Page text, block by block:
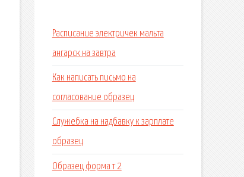
Расписание электричек мальта
ангарск на завтра
Как написать письмо на
согласование образец
Служебка на надбавку к зарплате
образец
Образец форма т 2